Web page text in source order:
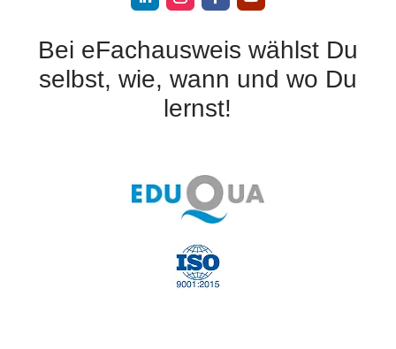
Bei eFachausweis wählst Du
selbst, wie, wann und wo Du
lernst!